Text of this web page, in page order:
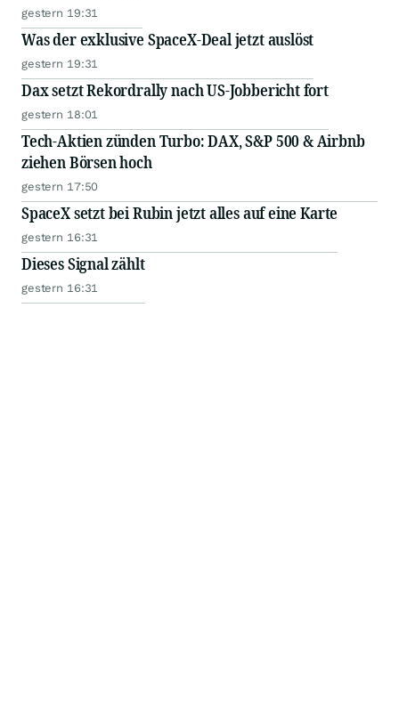
gestern 19:31
Was der exklusive SpaceX-Deal jetzt auslöst
gestern 19:31
Dax setzt Rekordrally nach US-Jobbericht fort
gestern 18:01
Tech-Aktien zünden Turbo: DAX, S&P 500 & Airbnb
ziehen Börsen hoch
gestern 17:50
SpaceX setzt bei Rubin jetzt alles auf eine Karte
gestern 16:31
Dieses Signal zählt
gestern 16:31